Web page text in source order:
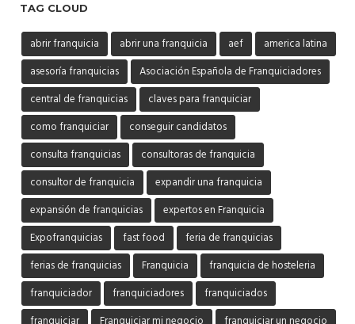
TAG CLOUD
abrir franquicia abrir una franquicia aef
america latina
asesoría franquicias
Asociación Española de Franquiciadores
central de franquicias
claves para franquiciar
como franquiciar
conseguir candidatos
consulta franquicias
consultoras de franquicia
consultor de franquicia
expandir una franquicia
expansión de franquicias
expertos en Franquicia
Expofranquicias
fast food
feria de franquicias
ferias de franquicias
Franquicia
franquicia de hosteleria
franquiciador
franquiciadores
franquiciados